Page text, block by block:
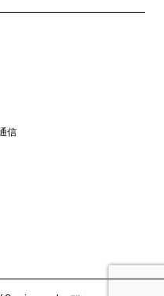
Vol.68
Vol.67 世
信